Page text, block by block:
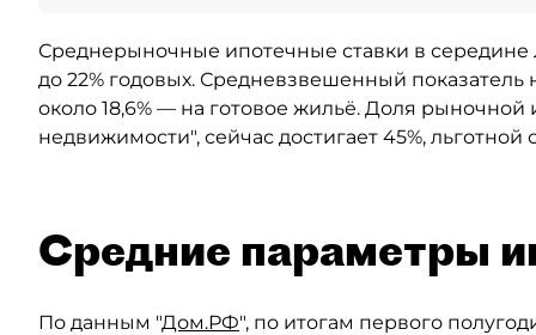
Среднерыночные ипотечные ставки в середине
до 22% годовых. Средневзвешенный показатель
около 18,6% — на готовое жильё. Доля
недвижимости", сейчас достигает 45%,
Средние параметры
По данным "Дом.РФ", по итогам первого